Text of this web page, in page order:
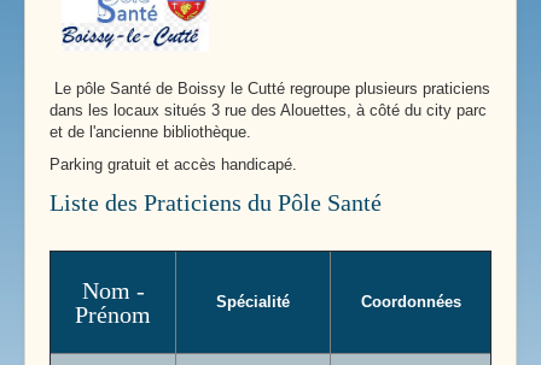
Services Communaux
Renseignements Pratiques
Le pôle Santé de Boissy le Cutté regroupe plusieurs praticiens
dans les locaux situés 3 rue des Alouettes, à côté du city parc
et de l'ancienne bibliothèque.
Parking gratuit et accès handicapé.
Liste des Praticiens du Pôle Santé
Nom -
Prénom
Spécialité Coordonnées